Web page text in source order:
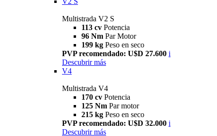
Multistrada V2 S
113 cv Potencia
96 Nm Par Motor
199 kg Peso en seco
PVP recomendado: U$D 27.600 i
Descubrir más
V4
Multistrada V4
170 cv Potencia
125 Nm Par motor
215 kg Peso en seco
PVP recomendado: U$D 32.000 i
Descubrir más